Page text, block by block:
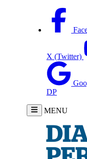
X (Twitter)
DP
MENU